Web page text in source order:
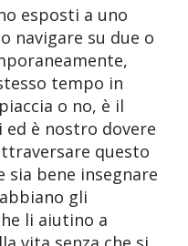
esposti a uno
navigare su due o
tempo in
o no, è il
è nostro dovere
questo
sia bene insegnare
gli
li aiutino a